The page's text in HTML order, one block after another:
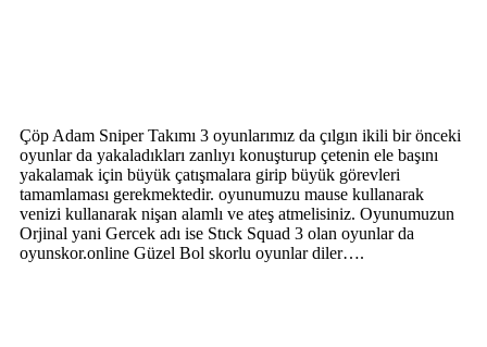
Çöp Adam Sniper Takımı 3 oyunlarımız da çılgın ikili bir önceki
oyunlar da yakaladıkları zanlıyı konuşturup çetenin ele başını
yakalamak için büyük çatışmalara girip büyük görevleri
tamamlaması gerekmektedir. oyunumuzu mause kullanarak
venizi kullanarak nişan alamlı ve ateş atmelisiniz. Oyunumuzun
Orjinal yani Gercek adı ise Stıck Squad 3 olan oyunlar da
oyunskor.online Güzel Bol skorlu oyunlar diler….